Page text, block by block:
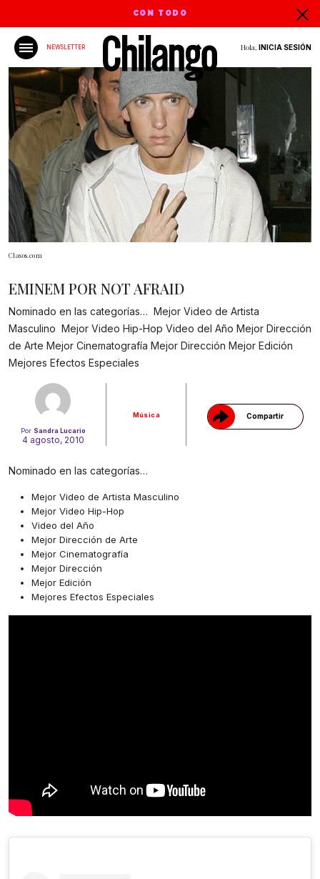
CON TODO
NEWSLETTER Hola, INICIA SESIÓN
Clasos.com
Por Sandra Lucario
4 agosto, 2010
Música Compartir
Gracias!
EMINEM POR NOT AFRAID
Nominado en las categorías… Mejor Video de Artista
Masculino Mejor Video Hip-Hop Video del Año Mejor Dirección
de Arte Mejor Cinematografía Mejor Dirección Mejor Edición
Mejores Efectos Especiales
Nominado en las categorías…
Mejor Video de Artista Masculino
Mejor Video Hip-Hop
Video del Año
Mejor Dirección de Arte
Mejor Cinematografía
Mejor Dirección
Mejor Edición
Mejores Efectos Especiales